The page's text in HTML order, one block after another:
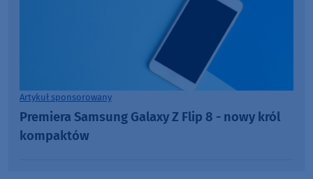
Artykuł sponsorowany
Premiera Samsung Galaxy Z Flip 8 - nowy król
kompaktów